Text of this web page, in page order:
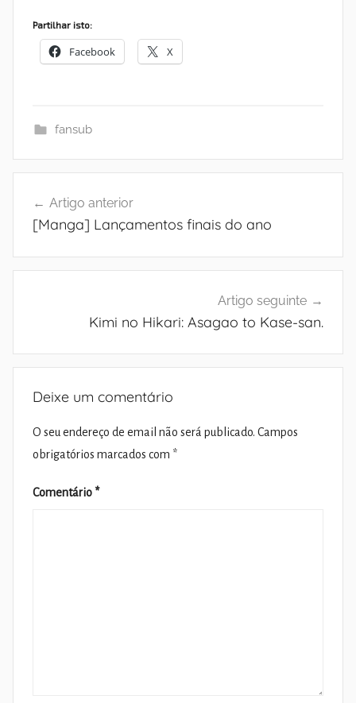
Partilhar isto:
Facebook X
fansub
de
Artigo anterior
[Manga] Lançamentos finais do ano
Artigo seguinte
Kimi no Hikari: Asagao to Kase-san.
Deixe um comentário
O seu endereço de email não será publicado. Campos
obrigatórios marcados com *
Comentário *